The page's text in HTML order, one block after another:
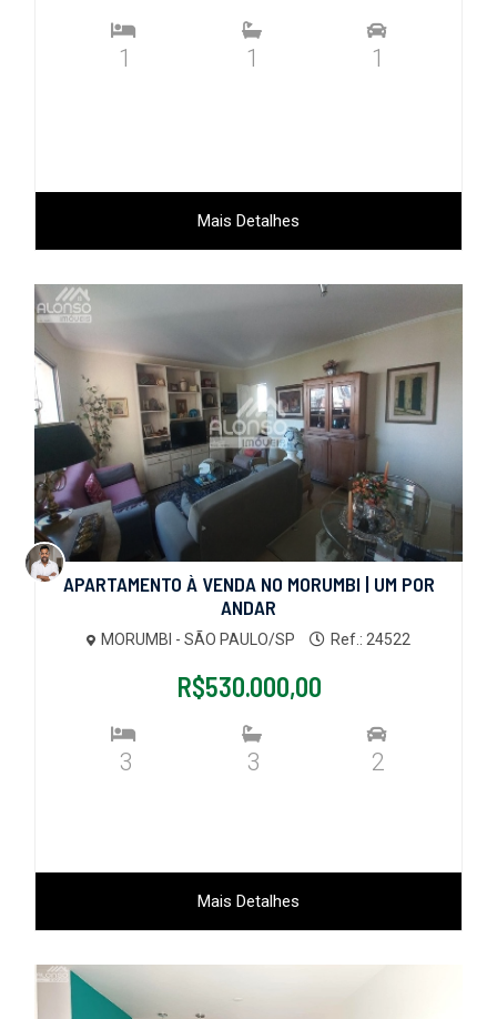
1 1 1
Mais Detalhes
APARTAMENTO À VENDA NO MORUMBI | UM POR
ANDAR
MORUMBI - SÃO PAULO/SP Ref.: 24522
R$530.000,00
3 3 2
Mais Detalhes